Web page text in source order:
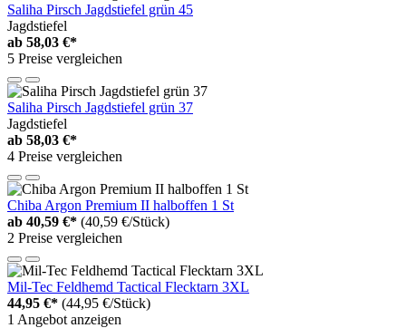
Saliha Pirsch Jagdstiefel grün 45
Jagdstiefel
ab 58,03 €*
5 Preise vergleichen
Saliha Pirsch Jagdstiefel grün 37
Jagdstiefel
ab 58,03 €*
4 Preise vergleichen
Chiba Argon Premium II halboffen 1 St
ab 40,59 €* (40,59 €/Stück)
2 Preise vergleichen
Mil-Tec Feldhemd Tactical Flecktarn 3XL
44,95 €* (44,95 €/Stück)
1 Angebot anzeigen